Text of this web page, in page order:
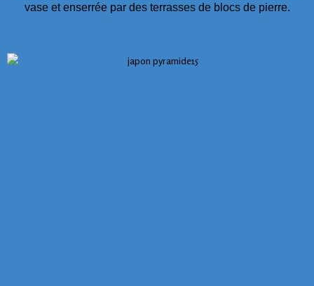
vase et enserrée par des terrasses de blocs de pierre.